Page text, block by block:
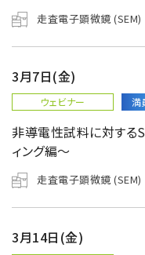
走査電子顕微鏡 (SEM)
3月7日(金)
ウェビナー 満
非導電性試料に対す
ィング編～
走査電子顕微鏡 (SEM)
3月14日(金)